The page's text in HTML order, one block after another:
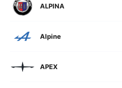
ALPINA
Alpine
APEX